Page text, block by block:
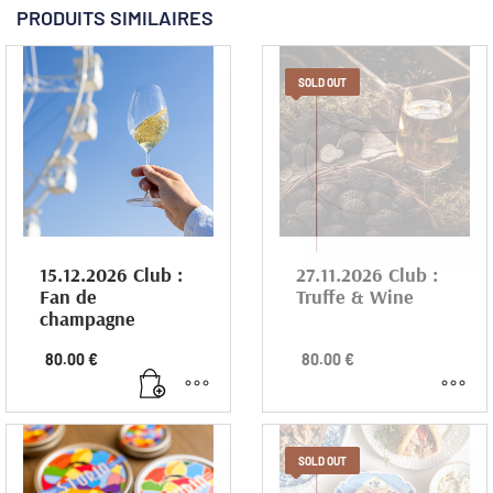
PRODUITS SIMILAIRES
15.12.2026 Club :
Fan de
champagne
Faites pétiller votre vie et
produit d’exception.
15 décembre 2026 / 19h – 21h
80.00€
SOLD OUT
27.11.2026 Club :
Truffe & Wine
viticulteur.
27 novembre 2026 / 19h – 21h
80.00€
SOLD OUT